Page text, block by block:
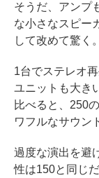
そうだ、アンプ
な小さなスピー
して改めて驚く。
1台でステレオ
ユニットも大き
比べると、250
ワフルなサウン
過度な演出を避
性は150と同じ